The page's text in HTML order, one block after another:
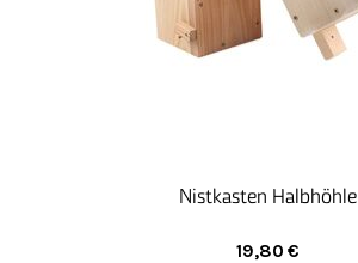
Nistkasten Halbhöhle
19,80 €